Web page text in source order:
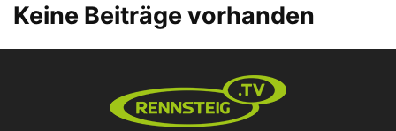
Keine Beiträge vorhanden